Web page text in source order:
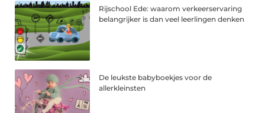
Rijschool Ede: waarom verkeerservaring
belangrijker is dan veel leerlingen denken
De leukste babyboekjes voor de
allerkleinsten